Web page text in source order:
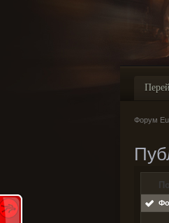
Форум